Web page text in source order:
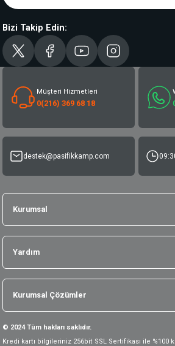
Bizi Takip Edin:
Müşteri Hizmetleri
0(216) 369 68 18
destek@pasifikkamp.com
Kurumsal
Yardım
Kurumsal Çözümler
© 2024 Tüm hakları saklıdır.
Kredi kartı bilgileriniz 256bit SSL Sertifikası ile %100